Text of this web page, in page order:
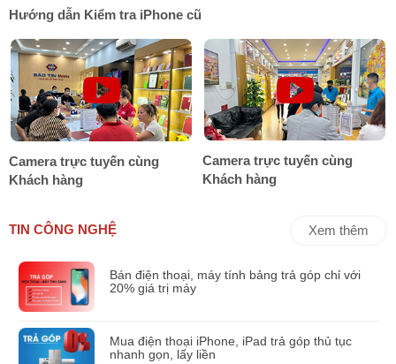
Hướng dẫn Kiểm tra iPhone cũ
Camera trực tuyến cùng
Khách hàng
Camera trực tuyến cùng
Khách hàng
TIN CÔNG NGHỆ Xem thêm
Bán điện thoại, máy tính bảng trả góp chỉ với
20% giá trị máy
Mua điện thoại iPhone, iPad trả góp thủ tục
nhanh gọn, lấy liền